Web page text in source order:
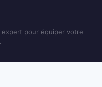
pour équiper votre